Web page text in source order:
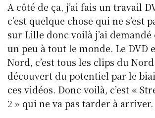
A côté de ça, j’ai fais un travail
c’est quelque chose qui ne s’est
sur Lille donc voilà j’ai demandé
un peu à tout le monde. Le DVD
Nord, c’est tous les clips du Nord.
découvert du potentiel par le
ces vidéos. Donc voilà, c’est «
2 » qui ne va pas tarder à arriver.